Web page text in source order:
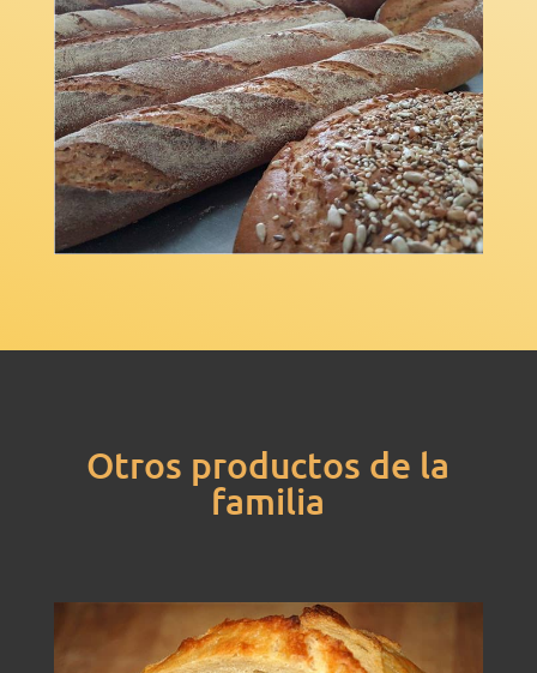
Otros productos de la
familia